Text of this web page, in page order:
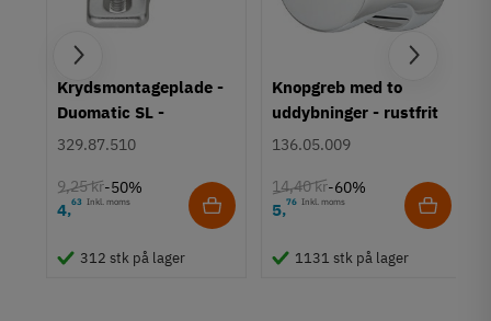
Lystype
Monokrom
Multi-hvid
RGB
TilstandNy
Krydsmontageplade -
Duomatic SL -
Euroskruer
329.87.510
9,25 kr-50%
4,63 Inkl. moms
312 stk på lager
Knopgreb med to
uddybninger - rustfrit
stål
136.05.009
14,40 kr-60%
5,76 Inkl. moms
1131 stk på lager